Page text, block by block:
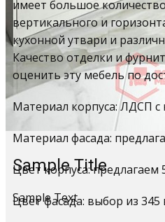
Sample Title
Sample Text
имеет большое
вертикального и
кухонной утвари и
Качество отделки и
оценить эту мебель по
Материал корпуса: ЛДСП с
Материал фасада:
Цвет корпуса: предлагаем
Цвет фасада: выбор из 345